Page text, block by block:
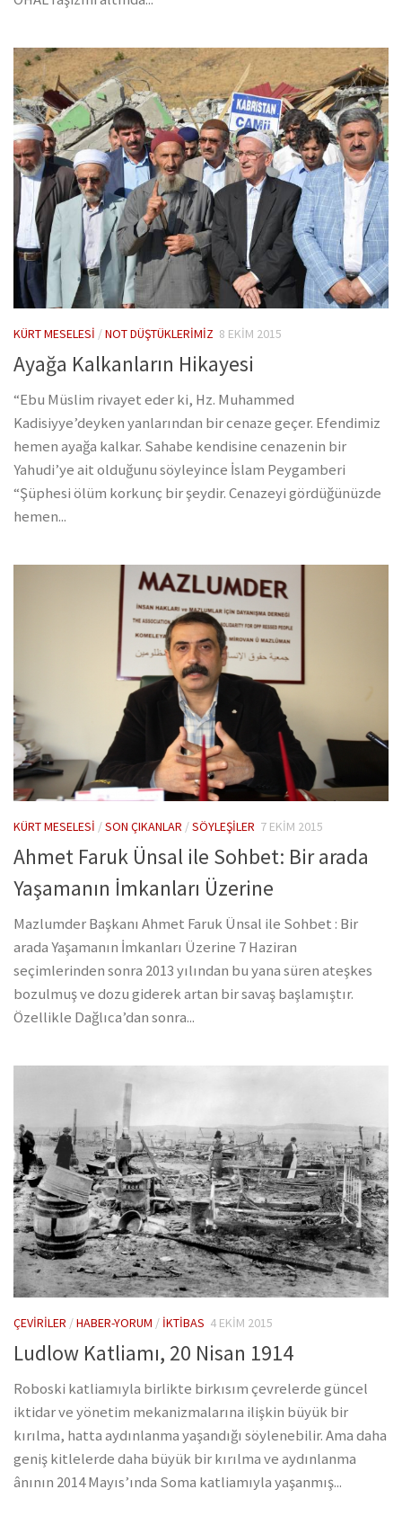
KÜRT MESELESI /NOT DÜŞTÜKLERIMIZ 8 EKIM 2015
Ayağa Kalkanların Hikayesi
“Ebu Müslim rivayet eder ki, Hz. Muhammed
Kadisiyye’deyken yanlarından bir cenaze geçer. Efendimiz
hemen ayağa kalkar. Sahabe kendisine cenazenin bir
Yahudi’ye ait olduğunu söyleyince İslam Peygamberi
“Şüphesi ölüm korkunç bir şeydir. Cenazeyi gördüğünüzde
hemen...
KÜRT MESELESI /SON ÇIKANLAR /SÖYLEŞILER 7 EKIM 2015
Ahmet Faruk Ünsal ile Sohbet: Bir arada
Yaşamanın İmkanları Üzerine
Mazlumder Başkanı Ahmet Faruk Ünsal ile Sohbet : Bir
arada Yaşamanın İmkanları Üzerine 7 Haziran
seçimlerinden sonra 2013 yılından bu yana süren ateşkes
bozulmuş ve dozu giderek artan bir savaş başlamıştır.
Özellikle Dağlıca’dan sonra...
ÇEVIRILER /HABER-YORUM / İKTIBAS 4 EKIM 2015
Ludlow Katliamı, 20 Nisan 1914
Roboski katliamıyla birlikte birkısım çevrelerde güncel
iktidar ve yönetim mekanizmalarına ilişkin büyük bir
kırılma, hatta aydınlanma yaşandığı söylenebilir. Ama daha
geniş kitlelerde daha büyük bir kırılma ve aydınlanma
ânının 2014 Mayıs’ında Soma katliamıyla yaşanmış...